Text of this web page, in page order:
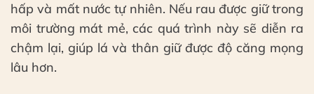
hấp và mất nước tự nhiên. Nếu rau được giữ trong
môi trường mát mẻ, các quá trình này sẽ diễn ra
chậm lại, giúp lá và thân giữ được độ căng mọng
lâu hơn.